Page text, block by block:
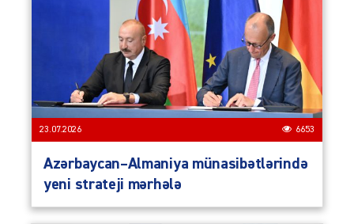
23.07.2026 6653
Azərbaycan–Almaniya münasibətlərində
yeni strateji mərhələ